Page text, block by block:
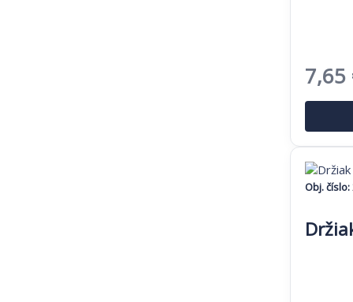
cena
bola:
7,65
Obj. číslo: